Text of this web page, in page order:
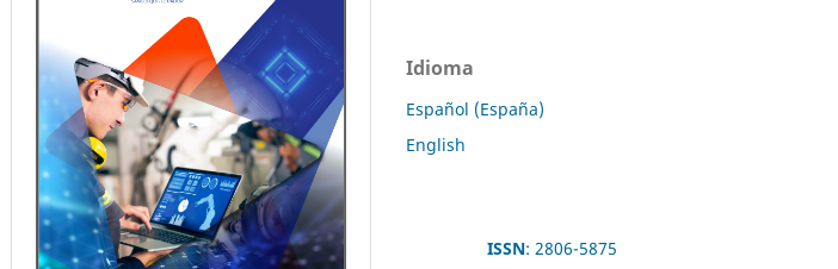
Idioma
Español (España)
English
ISSN: 2806-5875